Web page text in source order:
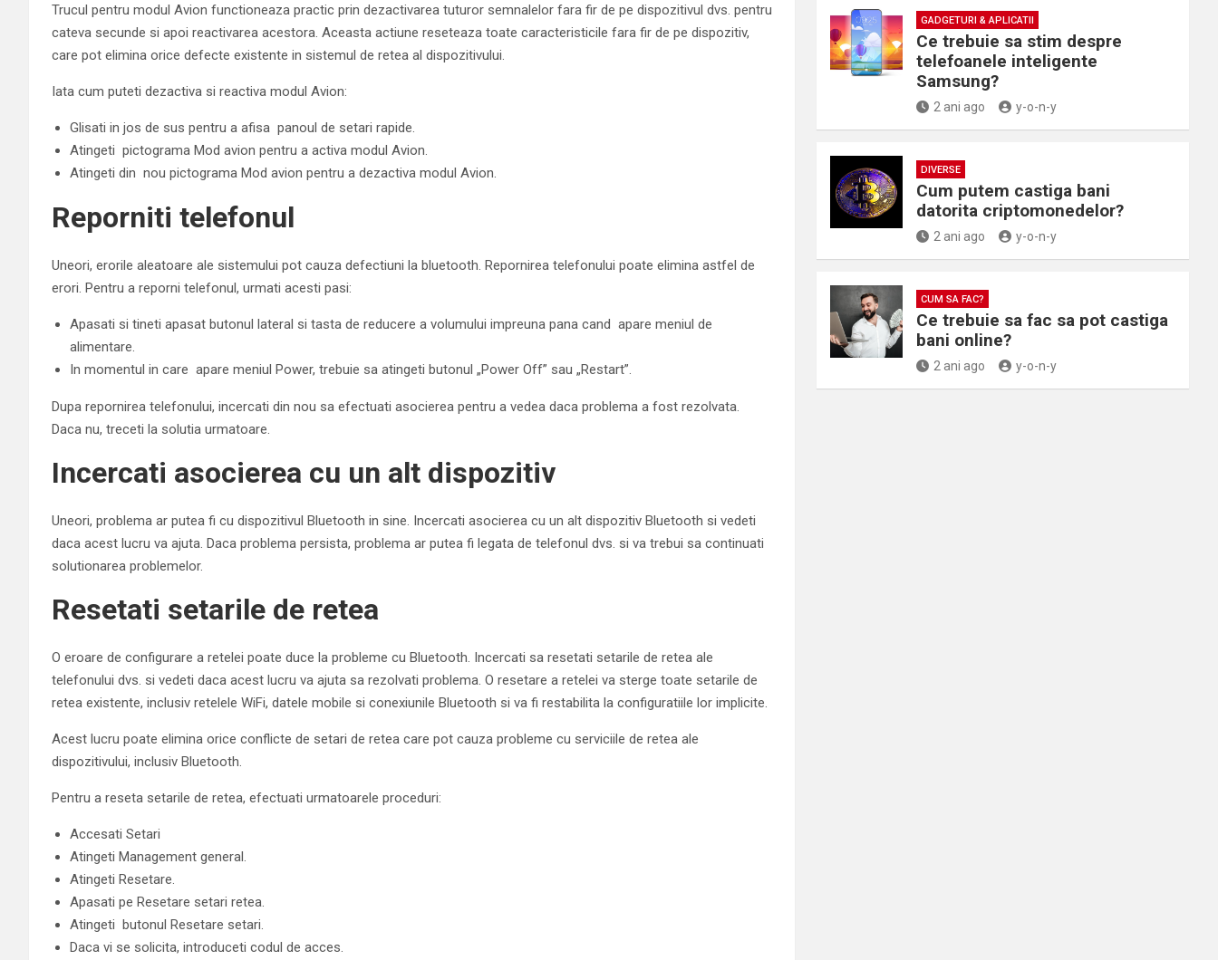
Trucul pentru modul Avion functioneaza practic prin dezactivarea tuturor semnalelor fara fir de pe dispozitivul dvs. pentru
cateva secunde si apoi reactivarea acestora. Aceasta actiune reseteaza toate caracteristicile fara fir de pe dispozitiv,
care pot elimina orice defecte existente in sistemul de retea al dispozitivului.
Iata cum puteti dezactiva si reactiva modul Avion:
Glisati in jos de sus pentru a afisa panoul de setari rapide.
Atingeti pictograma Mod avion pentru a activa modul Avion.
Atingeti din nou pictograma Mod avion pentru a dezactiva modul Avion.
Reporniti telefonul
Uneori, erorile aleatoare ale sistemului pot cauza defectiuni la bluetooth. Repornirea telefonului poate elimina astfel de
erori. Pentru a reporni telefonul, urmati acesti pasi:
Apasati si tineti apasat butonul lateral si tasta de reducere a volumului impreuna pana cand apare meniul de
alimentare.
In momentul in care apare meniul Power, trebuie sa atingeti butonul „Power Off” sau „Restart”.
Dupa repornirea telefonului, incercati din nou sa efectuati asocierea pentru a vedea daca problema a fost rezolvata.
Daca nu, treceti la solutia urmatoare.
Incercati asocierea cu un alt dispozitiv
Uneori, problema ar putea fi cu dispozitivul Bluetooth in sine. Incercati asocierea cu un alt dispozitiv Bluetooth si vedeti
daca acest lucru va ajuta. Daca problema persista, problema ar putea fi legata de telefonul dvs. si va trebui sa continuati
solutionarea problemelor.
Resetati setarile de retea
O eroare de configurare a retelei poate duce la probleme cu Bluetooth. Incercati sa resetati setarile de retea ale
telefonului dvs. si vedeti daca acest lucru va ajuta sa rezolvati problema. O resetare a retelei va sterge toate setarile de
retea existente, inclusiv retelele WiFi, datele mobile si conexiunile Bluetooth si va fi restabilita la configuratiile lor implicite.
Acest lucru poate elimina orice conflicte de setari de retea care pot cauza probleme cu serviciile de retea ale
dispozitivului, inclusiv Bluetooth.
Pentru a reseta setarile de retea, efectuati urmatoarele proceduri:
Accesati Setari
Atingeti Management general.
Atingeti Resetare.
Apasati pe Resetare setari retea.
Atingeti butonul Resetare setari.
Daca vi se solicita, introduceti codul de acces.
GADGETURI & APLICATII
Ce trebuie sa stim despre
telefoanele inteligente
Samsung?
2 ani ago y-o-n-y
DIVERSE
Cum putem castiga bani
datorita criptomonedelor?
2 ani ago y-o-n-y
CUM SA FAC?
Ce trebuie sa fac sa pot castiga
bani online?
2 ani ago y-o-n-y